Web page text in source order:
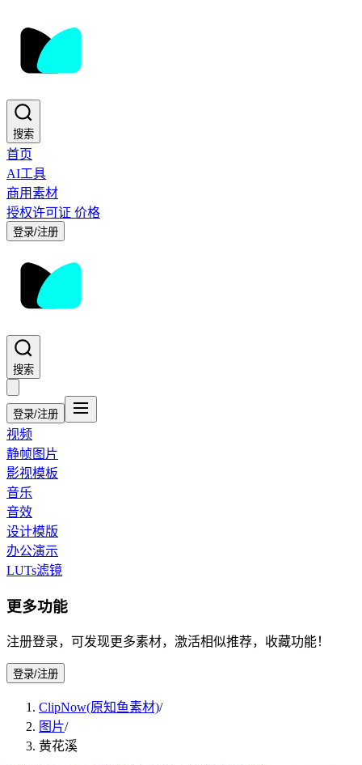
搜索
首页
AI工具
商用素材
授权许可证 价格
登录/注册
搜索
登录/注册
视频
静帧图片
影视模板
音乐
音效
设计模版
办公演示
LUTs滤镜
更多功能
注册登录，可发现更多素材，激活相似推荐，收藏功能！
登录/注册
ClipNow(原知鱼素材)/
图片/
黄花溪